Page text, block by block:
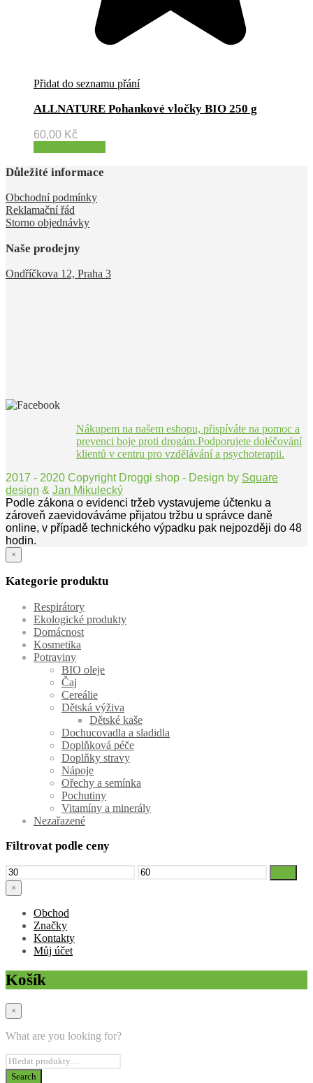
Přidat do seznamu přání
ALLNATURE Pohankové vločky BIO 250 g
60,00 Kč
Důležité informace
Obchodní podmínky
Reklamační řád
Storno objednávky
Naše prodejny
Ondříčkova 12, Praha 3
Nákupem na našem eshopu, přispíváte na pomoc a
prevenci boje proti drogám.Podporujete doléčování
klientů v centru pro vzdělávání a psychoterapii.
2017 - 2020 Copyright Droggi shop - Design by Square
design & Jan Mikulecký
Podle zákona o evidenci tržeb vystavujeme účtenku a
zároveň zaevidováváme přijatou tržbu u správce daně
online, v případě technického výpadku pak nejpozději do 48
hodin.
×
Kategorie produktu
Respirátory
Ekologické produkty
Domácnost
Kosmetika
Potraviny
BIO oleje
Čaj
Cereálie
Dětská výživa
Dětské kaše
Dochucovadla a sladidla
Doplňková péče
Doplňky stravy
Nápoje
Ořechy a semínka
Pochutiny
Vitamíny a minerály
Nezařazené
Filtrovat podle ceny
Minimální
cena
Maximální
cena
×
Obchod
Značky
Kontakty
Můj účet
Košík
×
What are you looking for?